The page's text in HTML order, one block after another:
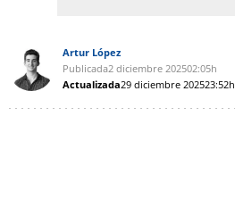
Artur López
Publicada2 diciembre 202502:05h
Actualizada29 diciembre 202523:52h